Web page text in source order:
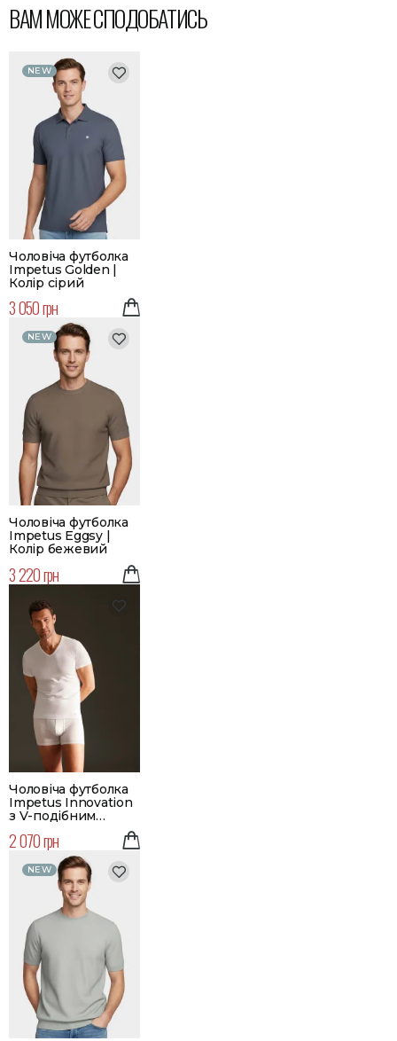
ВАМ МОЖЕ СПОДОБАТИСЬ
NEW
Чоловіча футболка
Impetus Golden |
Колір сірий
3 050 грн
NEW
Чоловіча футболка
Impetus Eggsy |
Колір бежевий
3 220 грн
Чоловіча футболка
Impetus Innovation
з V-подібним
білий
2 070 грн
NEW